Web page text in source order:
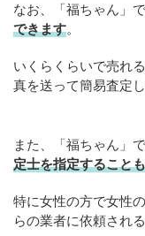
なお、「福ちゃん」で
できます。
いくらくらいで売れ
真を送って簡易査定
また、「福ちゃん」
定士を指定すること
特に女性の方で女性
らの業者に依頼され